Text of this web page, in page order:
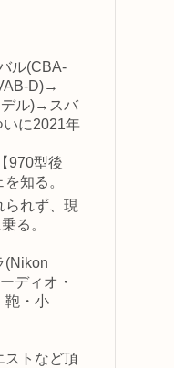
ル(CBA-
D)→
デル)→スバ
いに2021年
970型後
知る。
られず、現
る。
(Nikon
ディオ・
鞄・小
ストなど頂